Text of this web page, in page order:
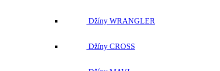
Džíny WRANGLER
Džíny CROSS